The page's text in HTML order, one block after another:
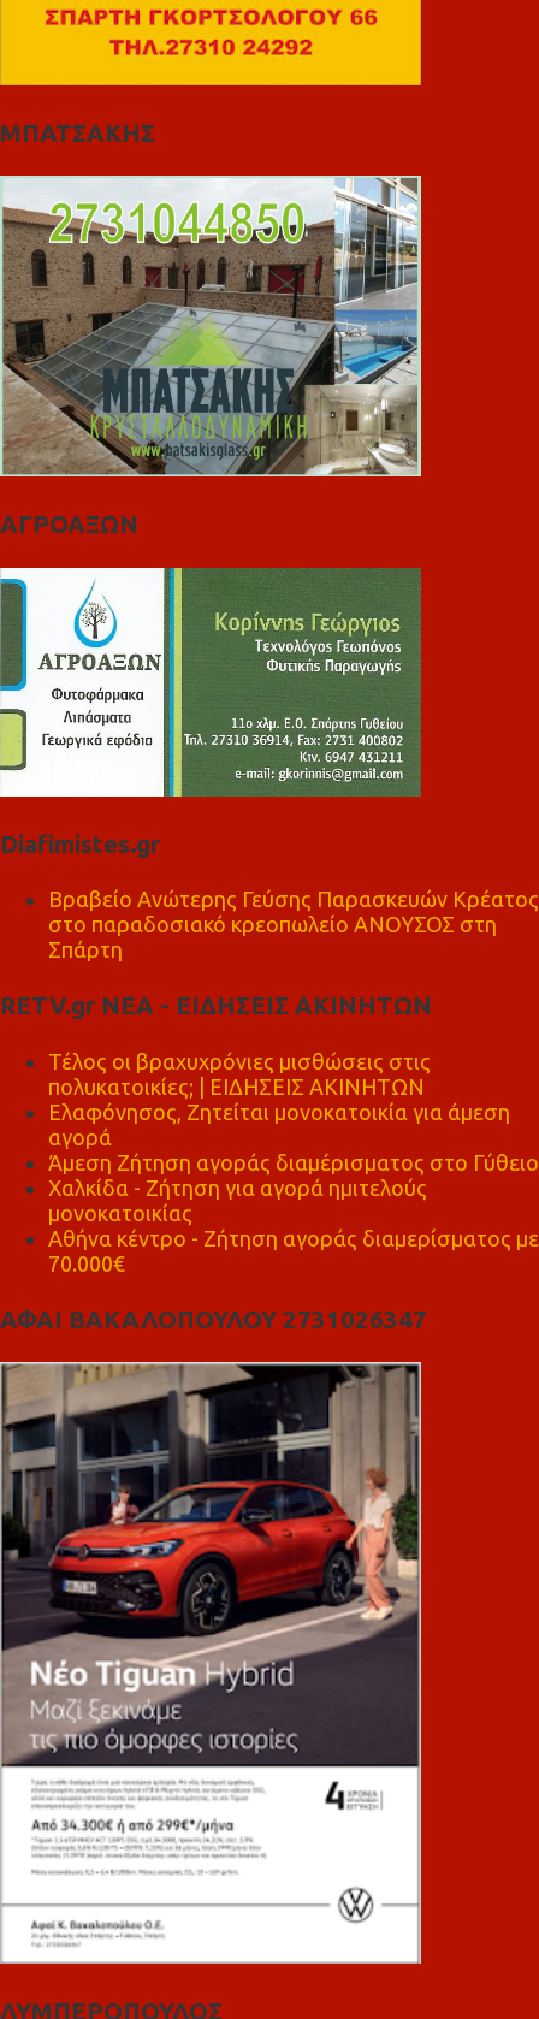
ΜΠΑΤΣΑΚΗΣ
ΑΓΡΟΑΞΩΝ
Diafimistes.gr
Βραβείο Ανώτερης Γεύσης Παρασκευών Κρέατος
στο παραδοσιακό κρεοπωλείο ΑΝΟΥΣΟΣ στη
Σπάρτη
RETV.gr ΝΕΑ - ΕΙΔΗΣΕΙΣ ΑΚΙΝΗΤΩΝ
Τέλος οι βραχυχρόνιες μισθώσεις στις
πολυκατοικίες; | ΕΙΔΗΣΕΙΣ ΑΚΙΝΗΤΩΝ
Ελαφόνησος, Ζητείται μονοκατοικία για άμεση
αγορά
Άμεση Ζήτηση αγοράς διαμέρισματος στο Γύθειο
Χαλκίδα - Ζήτηση για αγορά ημιτελούς
μονοκατοικίας
Αθήνα κέντρο - Ζήτηση αγοράς διαμερίσματος με
70.000€
ΑΦΑΙ ΒΑΚΑΛΟΠΟΥΛΟΥ 2731026347
ΛΥΜΠΕΡΟΠΟΥΛΟΣ